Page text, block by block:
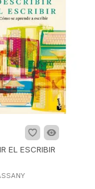
EL ESCRIBIR